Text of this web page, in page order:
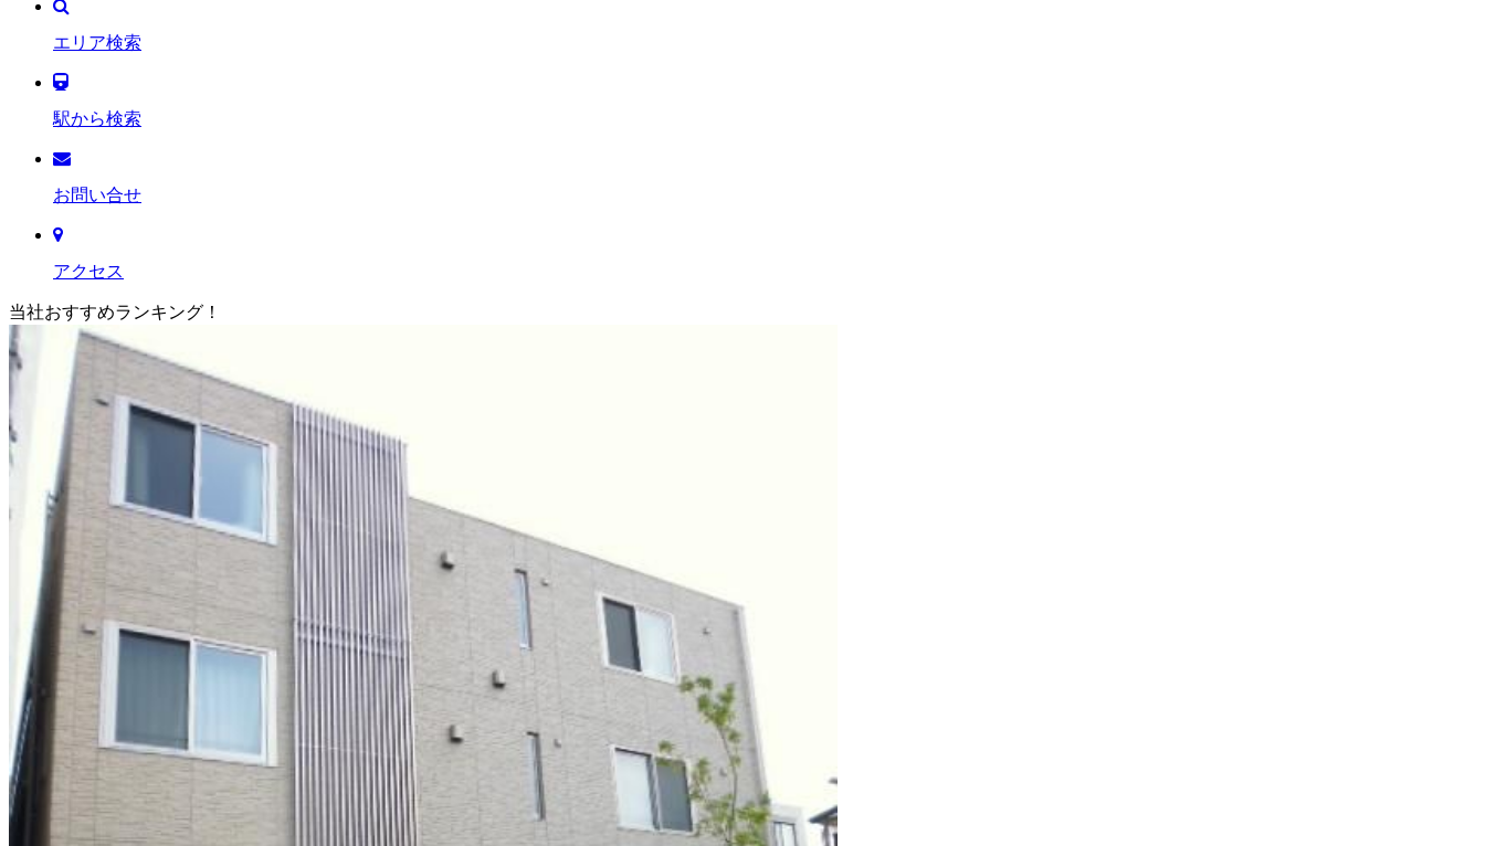
エリア検索
駅から検索
お問い合せ
アクセス
当社おすすめランキング！